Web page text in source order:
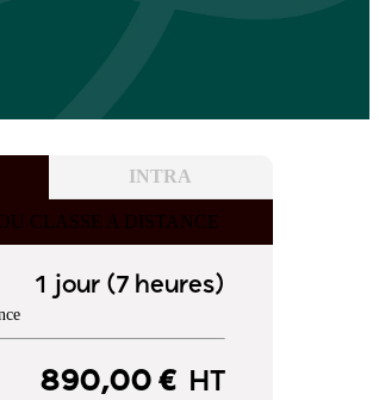
INTRA
CLASSE A DISTANCE
1 jour (7 heures)
890,00 €HT